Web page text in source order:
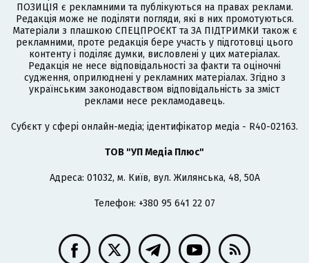
ПОЗИЦІЯ є рекламними та публікуються на правах реклами.
Редакція може не поділяти погляди, які в них промотуються.
Матеріали з плашкою СПЕЦПРОЄКТ та ЗА ПІДТРИМКИ також є
рекламними, проте редакція бере участь у підготовці цього
контенту і поділяє думки, висловлені у цих матеріалах.
Редакція не несе відповідальності за факти та оціночні
судження, оприлюднені у рекламних матеріалах. Згідно з
українським законодавством відповідальність за зміст
реклами несе рекламодавець.
Cубєкт у сфері онлайн-медіа; ідентифікатор медіа - R40-02163.
ТОВ "УП Медіа Плюс"
Адреса: 01032, м. Київ, вул. Жилянська, 48, 50А
Телефон: +380 95 641 22 07